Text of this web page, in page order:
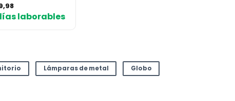
precio
actual
laborables
Lámparas de metal Globo